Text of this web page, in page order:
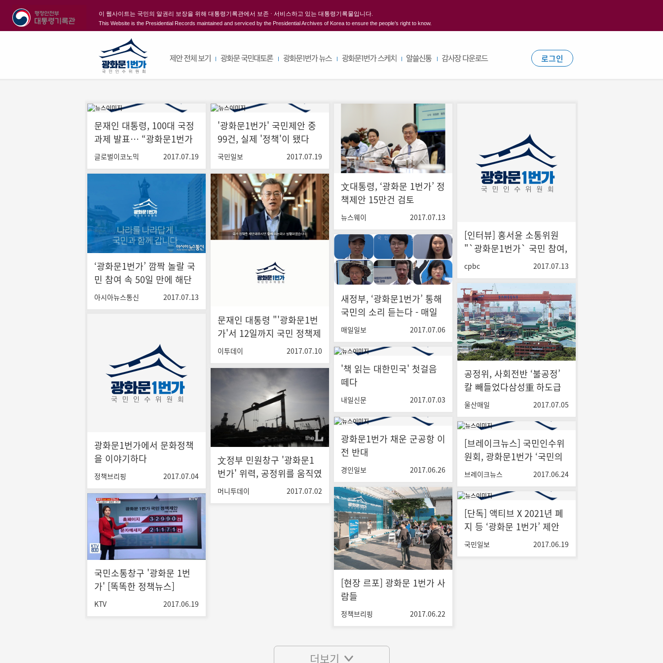
이 웹사이트는 국민의 알권리 보장을 위해 대통령기록관에서 보존 · 서비스하고 있는 대통령기록물입니다.
This Website is the Presidential Records maintained and serviced by the Presidential Archives of Korea to ensure the people’s right to know.
로그인
문재인 대통령, 100대 국정
과제 발표… “광화문1번가
에 16만여건 국민 제안 접
글로벌이코노믹 2017.07.19
'광화문1번가' 국민제안 중
99건, 실제 '정책'이 됐다
국민일보 2017.07.19
文대통령, ‘광화문 1번가’ 정
책제안 15만건 검토
뉴스웨이 2017.07.13
[인터뷰] 홍서윤 소통위원
"`광화문1번가` 국민 참여,
깜짝 놀랄 정도... 백서로 제
작해 실제 정책화할 예정"
cpbc 2017.07.13
‘광화문1번가’ 깜짝 놀랄 국
민 참여 속 50일 만에 해단
식…상설화 검토
아시아뉴스통신 2017.07.13
문재인 대통령 "'광화문1번
가'서 12일까지 국민 정책제
안 접수…내달 대통령 보고
이투데이 2017.07.10
새정부, ‘광화문1번가’ 통해
국민의 소리 듣는다 - 매일
일보
매일일보 2017.07.06
공정위, 사회전반 ‘불공정’
칼 빼들었다삼성重 하도급
탄원 조사… 하청 많은 울산
울산매일 2017.07.05
광화문1번가에서 문화정책
을 이야기하다
정책브리핑 2017.07.04
'책 읽는 대한민국' 첫걸음
떼다
내일신문 2017.07.03
文정부 민원창구 '광화문1
번가' 위력, 공정위를 움직였
다 - theL
머니투데이 2017.07.02
광화문1번가 채운 군공항 이
전 반대
경인일보 2017.06.26
[브레이크뉴스] 국민인수위
원회, 광화문1번가 ‘국민의
라임’ 내달 1일 개최
브레이크뉴스 2017.06.24
[현장 르포] 광화문 1번가 사
람들
정책브리핑 2017.06.22
[단독] 액티브 X 2021년 폐
지 등 ‘광화문 1번가’ 제안
101건 정책 추진
국민일보 2017.06.19
국민소통창구 '광화문 1번
가' [똑똑한 정책뉴스]
KTV 2017.06.19
더보기